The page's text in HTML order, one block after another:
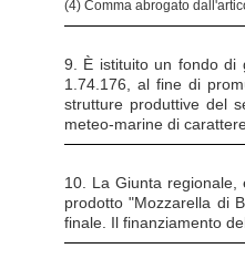
(4) Comma abrogato
9. È istituito un fondo di
1.74.176, al fine di
strutture produttive del
meteo-marine di
10. La Giunta
prodotto "Mozzarella di
finale. Il finanziamento